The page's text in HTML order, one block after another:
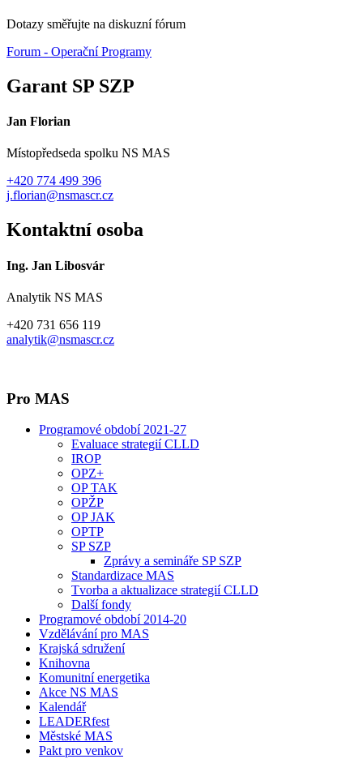
Dotazy směřujte na diskuzní fórum
Forum - Operační Programy
Garant SP SZP
Jan Florian
Místopředseda spolku NS MAS
+420 774 499 396
j.florian@nsmascr.cz
Kontaktní osoba
Ing. Jan Libosvár
Analytik NS MAS
+420 731 656 119
analytik@nsmascr.cz
Pro MAS
Programové období 2021-27
Evaluace strategií CLLD
IROP
OPZ+
OP TAK
OPŽP
OP JAK
OPTP
SP SZP
Zprávy a semináře SP SZP
Standardizace MAS
Tvorba a aktualizace strategií CLLD
Další fondy
Programové období 2014-20
Vzdělávání pro MAS
Krajská sdružení
Knihovna
Komunitní energetika
Akce NS MAS
Kalendář
LEADERfest
Městské MAS
Pakt pro venkov